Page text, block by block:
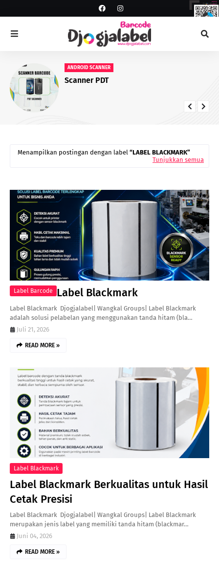
ANDROID SCANNER
Scanner PDT
Menampilkan postingan dengan label LABEL BLACKMARK
Tunjukkan semua
Label Barcode Label Blackmark
Label Blackmark Djogjalabel| Wangkal Groups| Label Blackmark
adalah solusi pelabelan yang menggunakan tanda hitam (bla…
Juli 21, 2026
READ MORE »
Label Blackmark
Label Blackmark Berkualitas untuk Hasil
Cetak Presisi
Label Blackmark Djogjalabel| Wangkal Groups| Label Blackmark
merupakan jenis label yang memiliki tanda hitam (blackmar…
Juni 04, 2026
READ MORE »